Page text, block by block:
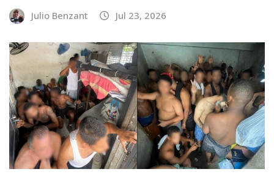
Julio Benzant Jul 23, 2026